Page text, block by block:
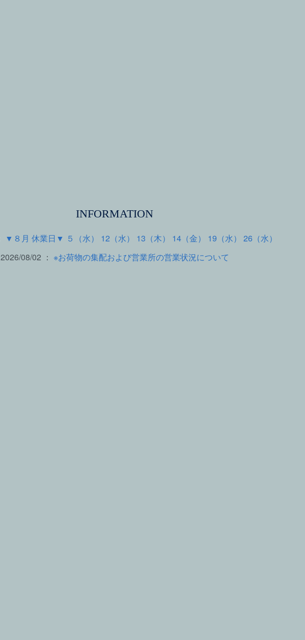
INFORMATION
▼８月 休業日▼ ５（水） 12（水） 13（木） 14（金） 19（水） 26（水）
2026/08/02 ： ※お荷物の集配および営業所の営業状況について